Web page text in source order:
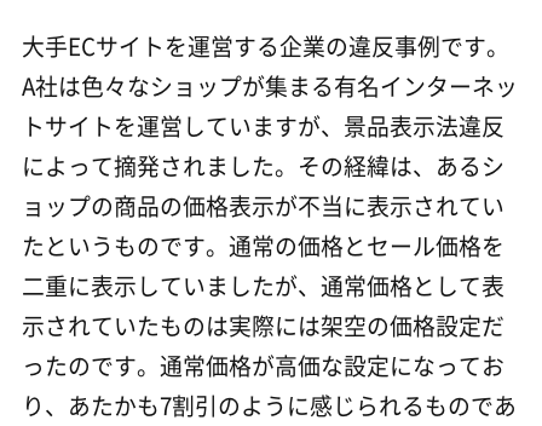
大手ECサイトを運営する企業の違反事例です。
A社は色々なショップが集まる有名インターネッ
トサイトを運営していますが、景品表示法違反
によって摘発されました。その経緯は、あるシ
ョップの商品の価格表示が不当に表示されてい
たというものです。通常の価格とセール価格を
二重に表示していましたが、通常価格として表
示されていたものは実際には架空の価格設定だ
ったのです。通常価格が高価な設定になってお
り、あたかも7割引のように感じられるものであ